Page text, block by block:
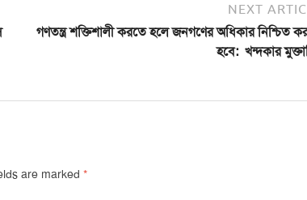
NEXT
গণতন্ত্র শক্তিশালী করতে হলে জনগণের অধিকার নিশ্চিত
হবে: খন্দকার
are marked *